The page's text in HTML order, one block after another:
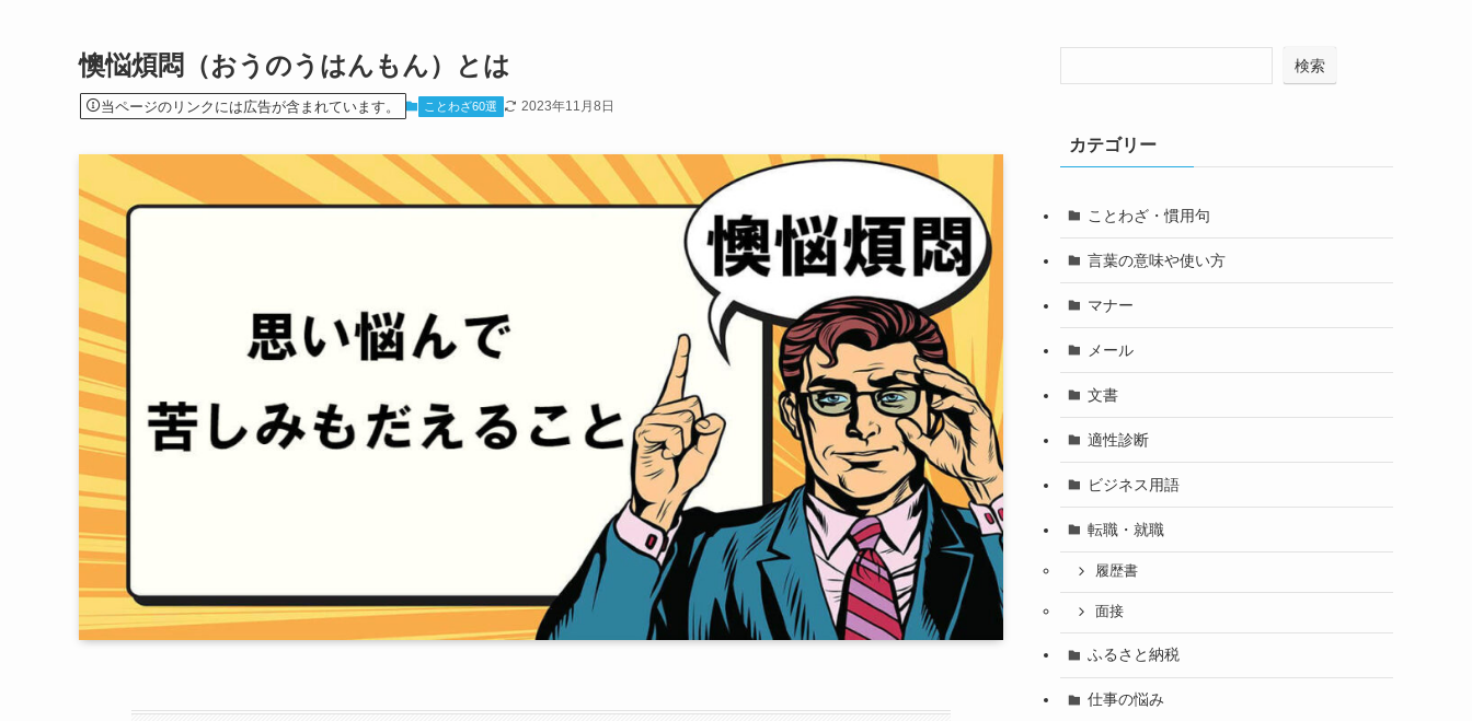
懊悩煩悶（おうのうはんもん）とは
当ページのリンクには広告が含まれています。 ことわざ60選 2023年11月8日
検索
カテゴリー
ことわざ・慣用句
言葉の意味や使い方
マナー
メール
文書
適性診断
ビジネス用語
転職・就職
履歴書
面接
ふるさと納税
仕事の悩み